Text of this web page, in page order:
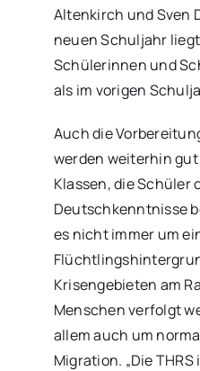
Altenkirch und Sven
neuen Schuljahr
Schülerinnen und
als im vorigen
Auch die
werden weiterhin
Klassen, die Schüler
Deutschkenntnisse
es nicht immer um
Krisengebieten am
Menschen verfolgt
allem auch um
Migration. „Die